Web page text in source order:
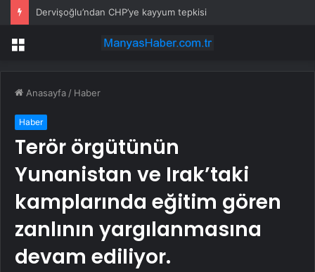
Dervişoğlu’ndan CHP’ye kayyum tepkisi
Menü
Anasayfa / Haber
Haber
Terör örgütünün
Yunanistan ve Irak’taki
kamplarında eğitim gören
zanlının yargılanmasına
devam ediliyor.